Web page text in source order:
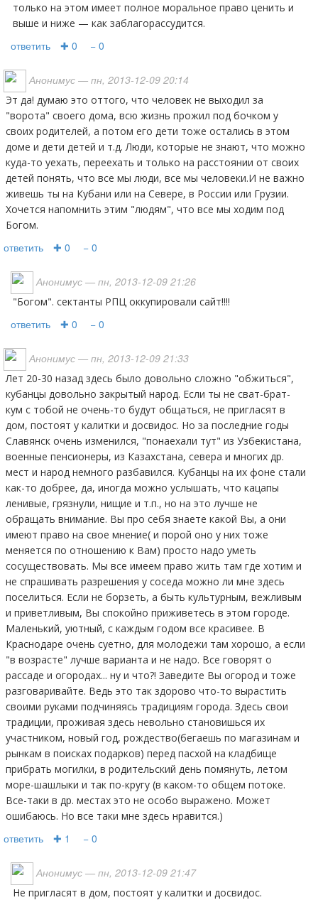
только на этом имеет полное моральное право ценить и
выше и ниже — как заблагорассудится.
ответить ✚ 0 − 0
Анонимус — пн, 2013-12-09 20:14
Эт да! думаю это оттого, что человек не выходил за
"ворота" своего дома, всю жизнь прожил под бочком у
своих родителей, а потом его дети тоже остались в этом
доме и дети детей и т.д. Люди, которые не знают, что можно
куда-то уехать, переехать и только на расстоянии от своих
детей понять, что все мы люди, все мы человеки.И не важно
живешь ты на Кубани или на Севере, в России или Грузии.
Хочется напомнить этим "людям", что все мы ходим под
Богом.
ответить ✚ 0 − 0
Анонимус — пн, 2013-12-09 21:26
"богом". сектанты РПЦ оккупировали сайт!!!!
ответить ✚ 0 − 0
Анонимус — пн, 2013-12-09 21:33
лет 20-30 назад здесь было довольно сложно "обжиться",
кубанцы довольно закрытый народ. Если ты не сват-брат-
кум с тобой не очень-то будут общаться, не пригласят в
дом, постоят у калитки и досвидос. Но за последние годы
Славянск очень изменился, "понаехали тут" из Узбекистана,
военные пенсионеры, из Казахстана, севера и многих др.
мест и народ немного разбавился. Кубанцы на их фоне стали
как-то добрее, да, иногда можно услышать, что кацапы
ленивые, грязнули, нищие и т.п., но на это лучше не
обращать внимание. Вы про себя знаете какой Вы, а они
имеют право на свое мнение( и порой оно у них тоже
меняется по отношению к Вам) просто надо уметь
сосуществовать. Мы все имеем право жить там где хотим и
не спрашивать разрешения у соседа можно ли мне здесь
поселиться. Если не борзеть, а быть культурным, вежливым
и приветливым, Вы спокойно приживетесь в этом городе.
Маленький, уютный, с каждым годом все красивее. В
Краснодаре очень суетно, для молодежи там хорошо, а если
"в возрасте" лучше варианта и не надо. Все говорят о
рассаде и огородах... ну и что?! Заведите Вы огород и тоже
разговаривайте. Ведь это так здорово что-то вырастить
своими руками подчиняясь традициям города. Здесь свои
традиции, проживая здесь невольно становишься их
участником, новый год, рождество(бегаешь по магазинам и
рынкам в поисках подарков) перед пасхой на кладбище
прибрать могилки, в родительский день помянуть, летом
море-шашлыки и так по-кругу (в каком-то общем потоке.
Все-таки в др. местах это не особо выражено. Может
ошибаюсь. Но все таки мне здесь нравится.)
ответить ✚ 1 − 0
Анонимус — пн, 2013-12-09 21:47
не пригласят в дом, постоят у калитки и досвидос.